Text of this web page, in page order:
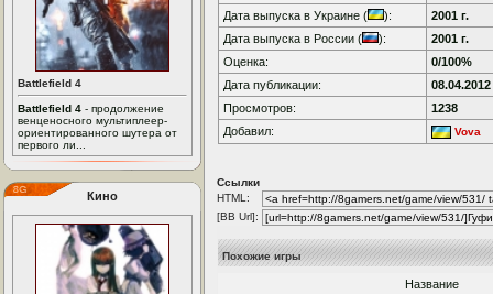
Battlefield 4
Battlefield 4 - продолжение
венценосного мультиплеер-
ориентированного шутера от
первого ли...
Кино
Дата выпуска в Украине (
):
2001 г.
Дата выпуска в России (
):
2001 г.
Оценка:
0/100%
Дата публикации:
08.04.2012
Просмотров:
1238
Добавил:
Vova
Ссылки
HTML:
[BB Url]:
Похожие игры
Название